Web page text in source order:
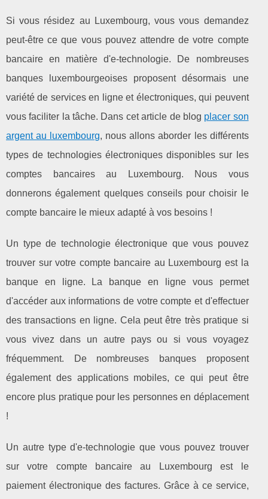
Si vous résidez au Luxembourg, vous vous demandez
peut-être ce que vous pouvez attendre de votre compte
bancaire en matière d'e-technologie. De nombreuses
banques luxembourgeoises proposent désormais une
variété de services en ligne et électroniques, qui peuvent
vous faciliter la tâche. Dans cet article de blog placer son
argent au luxembourg, nous allons aborder les différents
types de technologies électroniques disponibles sur les
comptes bancaires au Luxembourg. Nous vous
donnerons également quelques conseils pour choisir le
compte bancaire le mieux adapté à vos besoins !
Un type de technologie électronique que vous pouvez
trouver sur votre compte bancaire au Luxembourg est la
banque en ligne. La banque en ligne vous permet
d'accéder aux informations de votre compte et d'effectuer
des transactions en ligne. Cela peut être très pratique si
vous vivez dans un autre pays ou si vous voyagez
fréquemment. De nombreuses banques proposent
également des applications mobiles, ce qui peut être
encore plus pratique pour les personnes en déplacement
!
Un autre type d'e-technologie que vous pouvez trouver
sur votre compte bancaire au Luxembourg est le
paiement électronique des factures. Grâce à ce service,